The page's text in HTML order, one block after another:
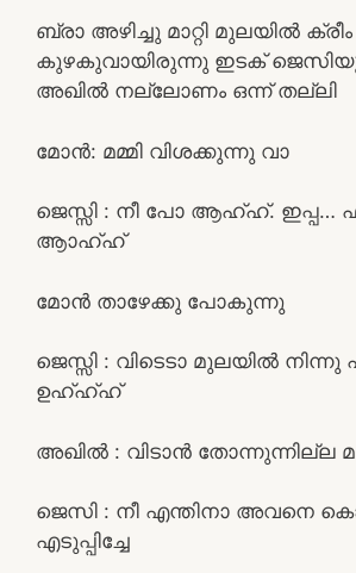
ബ്രാ അഴിച്ചു മാറ്റി മുലയിൽ ക്രീം
കുഴകുവായിരുന്നു ഇടക്
അഖിൽ നല്ലോണം ഒന്ന് തല്ലി
മോൻ: മമ്മി വിശക്കുന്നു വാ
ജെസ്സി : നീ പോ ആഹ്ഹ്. ഇപ്പ…
ആാഹ്ഹ്
മോൻ താഴേക്കു പോകുന്നു
ജെസ്സി : വിടെടാ മുലയിൽ നിന്നു
ഉഹ്ഹ്ഹ്
അഖിൽ : വിടാൻ തോന്നുന്നില്ല
ജെസി : നീ എന്തിനാ അവനെ
എടുപ്പിച്ചേ